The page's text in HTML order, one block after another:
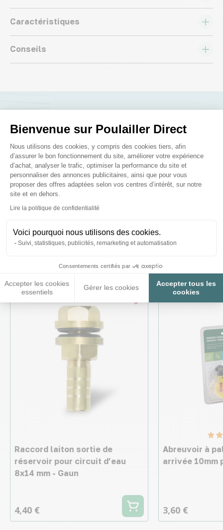
Bienvenue sur Poulailler Direct
Plateforme de Gestion du
Nous utilisons des cookies, y compris des cookies tiers, afin
d’assurer le bon fonctionnement du site, améliorer votre expérience
d’achat, analyser le trafic, optimiser la performance du site et
personnaliser des annonces publicitaires, ainsi que pour vous
proposer des offres adaptées selon vos centres d’intérêt, sur notre
site et en dehors.
Lire la politique de confidentialité
Voici pourquoi nous utilisons des cookies.
Suivi, statistiques, publicités, remarketing et automatisation
Consentements certifiés par
Accepter les cookies
essentiels
Gérer les cookies
Accepter tous les
cookies
Axeptio consent
Caractéristiques
Conseils
Nous répondons à toutes vos
Posez-nous vos questions
Ces produits peuvent vous
Raccord laiton sortie de
réservoir pour circuit d’eau
8x14 mm - Gaun
4,40 €
Abreuvoir à
arrivée 10mm
3,60 €